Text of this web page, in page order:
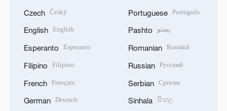
Czech Český
English English
Esperanto Esperanto
Filipino Filipino
French Français
German Deutsch
Portuguese Português
Pashto پښتو
Romanian Română
Russian Русский
Serbian Српски
Sinhala සිංහල